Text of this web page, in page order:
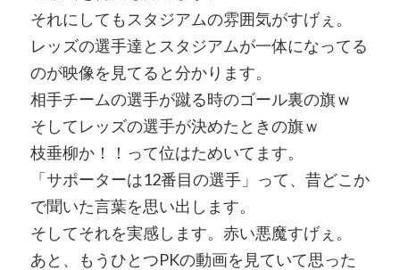
それにしてもスタジアムの雰囲気がすげぇ。
レッズの選手達とスタジアムが一体になってる
のが映像を見てると分かります。
相手チームの選手が蹴る時のゴール裏の旗ｗ
そしてレッズの選手が決めたときの旗ｗ
枝垂柳か！！って位はためいてます。
「サポーターは12番目の選手」って、昔どこか
で聞いた言葉を思い出します。
そしてそれを実感します。赤い悪魔すげぇ。
あと、もうひとつPKの動画を見ていて思った